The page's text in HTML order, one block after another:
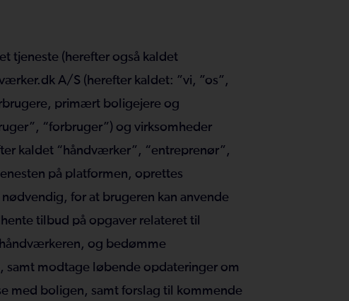
tjeneste (herefter også kaldet
A/S (herefter kaldet: ”vi, ”os”,
primært boligejere og
“forbruger”) og virksomheder
kaldet “håndværker”, “entreprenør”,
på platformen, oprettes
for at brugeren kan anvende
tilbud på opgaver relateret til
og bedømme
samt modtage løbende opdateringer om
med boligen, samt forslag til kommende